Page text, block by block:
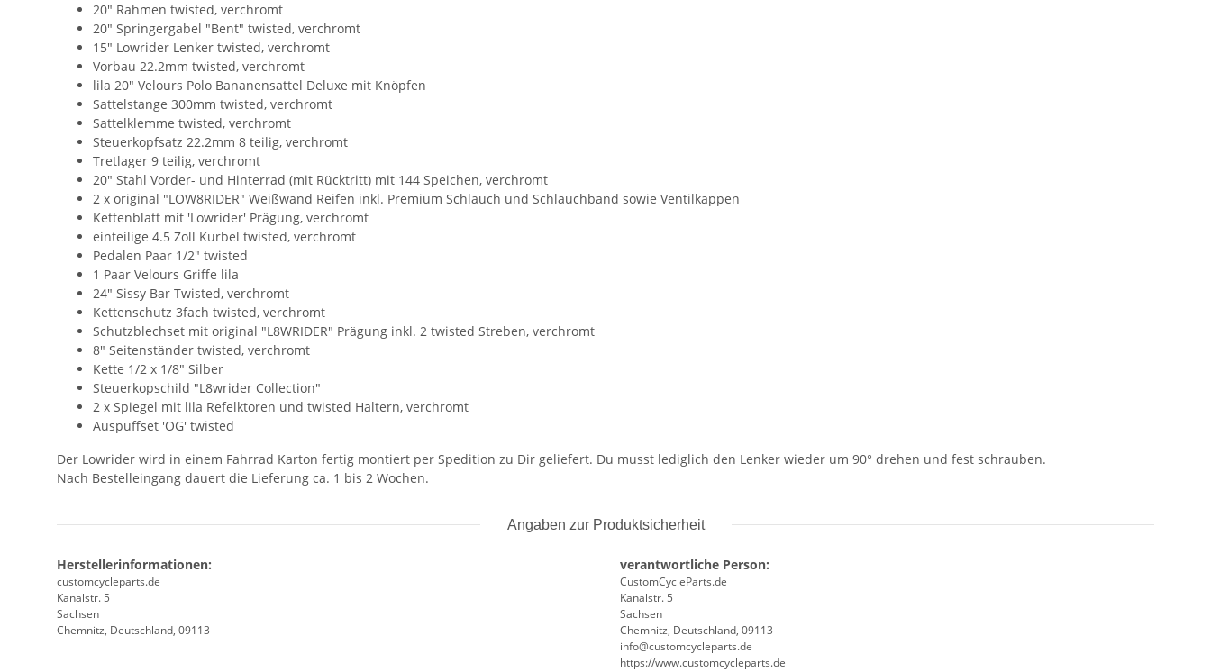
20" Rahmen twisted, verchromt
20" Springergabel "Bent" twisted, verchromt
15" Lowrider Lenker twisted, verchromt
Vorbau 22.2mm twisted, verchromt
lila 20" Velours Polo Bananensattel Deluxe mit Knöpfen
Sattelstange 300mm twisted, verchromt
Sattelklemme twisted, verchromt
Steuerkopfsatz 22.2mm 8 teilig, verchromt
Tretlager 9 teilig, verchromt
20" Stahl Vorder- und Hinterrad (mit Rücktritt) mit 144 Speichen, verchromt
2 x original "LOW8RIDER" Weißwand Reifen inkl. Premium Schlauch und Schlauchband sowie Ventilkappen
Kettenblatt mit 'Lowrider' Prägung, verchromt
einteilige 4.5 Zoll Kurbel twisted, verchromt
Pedalen Paar 1/2" twisted
1 Paar Velours Griffe lila
24" Sissy Bar Twisted, verchromt
Kettenschutz 3fach twisted, verchromt
Schutzblechset mit original "L8WRIDER" Prägung inkl. 2 twisted Streben, verchromt
8" Seitenständer twisted, verchromt
Kette 1/2 x 1/8" Silber
Steuerkopschild "L8wrider Collection"
2 x Spiegel mit lila Refelktoren und twisted Haltern, verchromt
Auspuffset 'OG' twisted
Der Lowrider wird in einem Fahrrad Karton fertig montiert per Spedition zu Dir geliefert. Du musst lediglich den Lenker wieder um 90° drehen und fest schrauben.
Nach Bestelleingang dauert die Lieferung ca. 1 bis 2 Wochen.
Angaben zur Produktsicherheit
Herstellerinformationen:
customcycleparts.de
Kanalstr. 5
Sachsen
Chemnitz, Deutschland, 09113
verantwortliche Person:
CustomCycleParts.de
Kanalstr. 5
Sachsen
Chemnitz, Deutschland, 09113
info@customcycleparts.de
https://www.customcycleparts.de